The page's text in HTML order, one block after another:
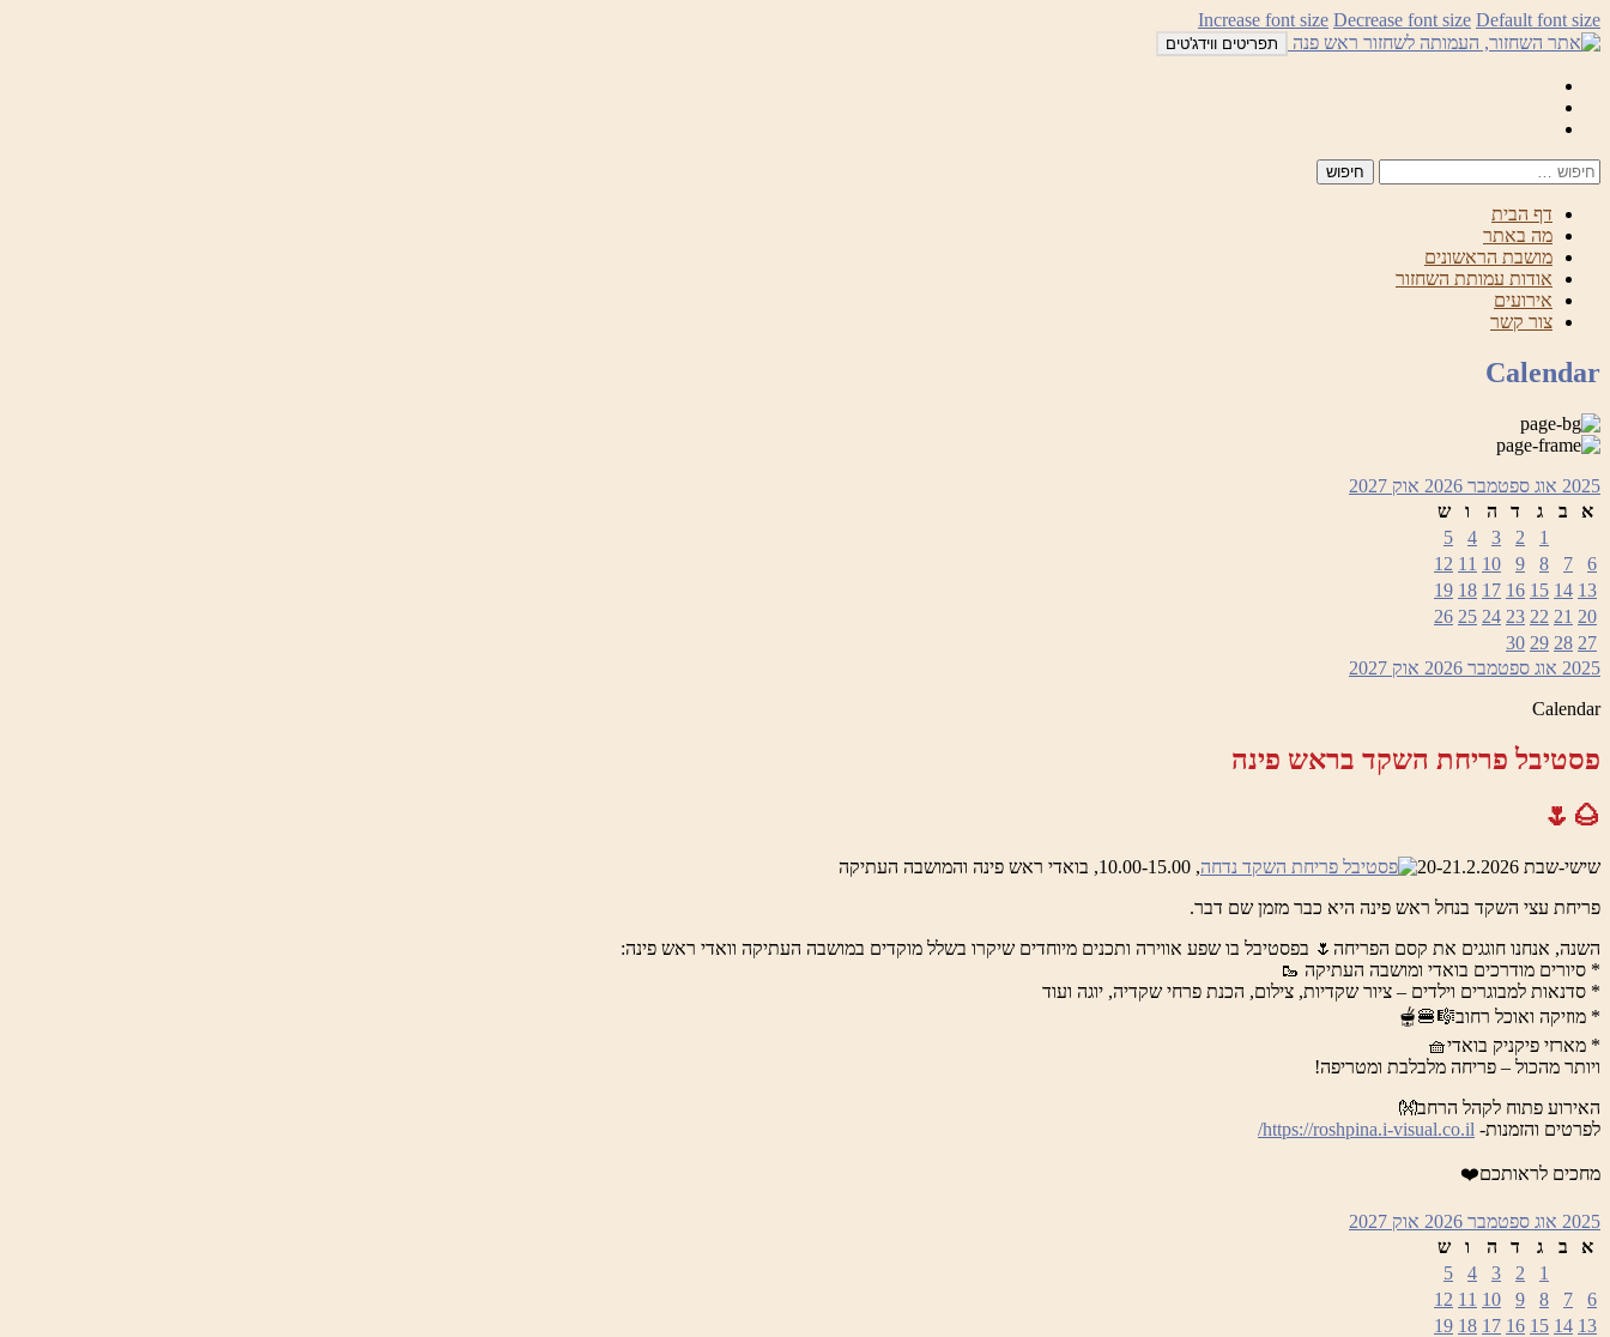
לדלג
לתוכן
Increase font size Decrease font size Default font size
תפריטים ווידג'טים
דף הבית
מה באתר
מושבת הראשונים
אודות עמותת השחזור
אירועים
צור קשר
Calendar
2025 אוג ספטמבר 2026 אוק 2027
א
ב ג ד ה ו
ש
1
2
3
4
5
6
7
8
9
10
11
12
13
14
15
16
17
18
19
20
21
22
23
24
25
26
27
28
29
30
2025 אוג ספטמבר 2026 אוק 2027
Calendar
פסטיבל פריחת השקד בראש פינה
🌰🌷
שישי-שבת 20-21.2.2026
, 10.00-15.00, בואדי ראש פינה והמושבה העתיקה
פריחת עצי השקד בנחל ראש פינה היא כבר מזמן שם דבר.
השנה, אנחנו חוגגים את קסם הפריחה🌷 בפסטיבל בו שפע אווירה ותכנים מיוחדים שיקרו בשלל מוקדים במושבה העתיקה וואדי ראש פינה:
* סיורים מודרכים בואדי ומושבה העתיקה 🥾
* סדנאות למבוגרים וילדים – ציור שקדיות, צילום, הכנת פרחי שקדיה, יוגה ועוד
* מוזיקה ואוכל רחוב🎼🍔🫕
* מארזי פיקניק בואדי🧺
ויותר מהכול – פריחה מלבלבת ומטריפה!
האירוע פתוח לקהל הרחב👐
לפרטים והזמנות- https://roshpina.i-visual.co.il/
מחכים לראותכם❤️
2025 אוג ספטמבר 2026 אוק 2027
א
ב ג ד ה ו
ש
1
2
3
4
5
6
7
8
9
10
11
12
13
14
15
16
17
18
19